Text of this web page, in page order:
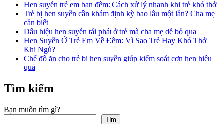
Hen suyễn trẻ em ban đêm: Cách xử lý nhanh khi trẻ khó thở
Trẻ bị hen suyễn cần khám định kỳ bao lâu một lần? Cha mẹ
cần biết
Dấu hiệu hen suyễn tái phát ở trẻ mà cha mẹ dễ bỏ qua
Hen Suyễn Ở Trẻ Em Về Đêm: Vì Sao Trẻ Hay Khó Thở
Khi Ngủ?
Chế độ ăn cho trẻ bị hen suyễn giúp kiểm soát cơn hen hiệu
quả
Tìm kiếm
Bạn muốn tìm gì?
Tìm